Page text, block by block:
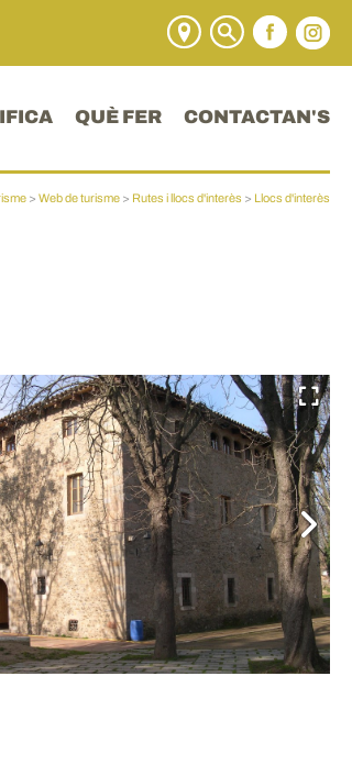
QUÈ FER CONTACTAN'S
> Web de turisme > Rutes i llocs d'interès > Llocs d'interès